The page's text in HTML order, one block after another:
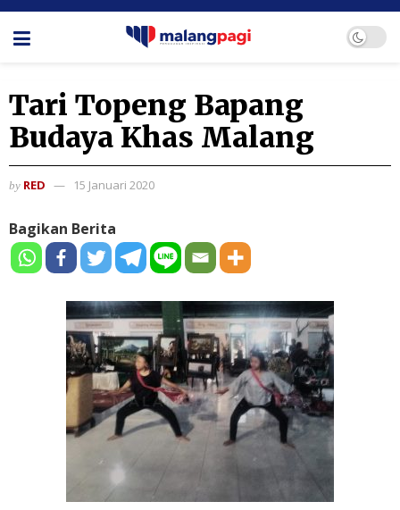
Tari Topeng Bapang
Budaya Khas Malang
by RED 15 Januari 2020
Bagikan Berita